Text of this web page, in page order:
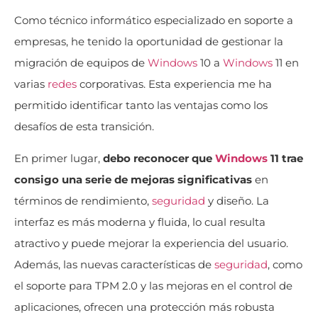
Como técnico informático especializado en soporte a
empresas, he tenido la oportunidad de gestionar la
migración de equipos de Windows 10 a Windows 11 en
varias redes corporativas. Esta experiencia me ha
permitido identificar tanto las ventajas como los
desafíos de esta transición.
En primer lugar, debo reconocer que Windows 11 trae
consigo una serie de mejoras significativas en
términos de rendimiento, seguridad y diseño. La
interfaz es más moderna y fluida, lo cual resulta
atractivo y puede mejorar la experiencia del usuario.
Además, las nuevas características de seguridad, como
el soporte para TPM 2.0 y las mejoras en el control de
aplicaciones, ofrecen una protección más robusta